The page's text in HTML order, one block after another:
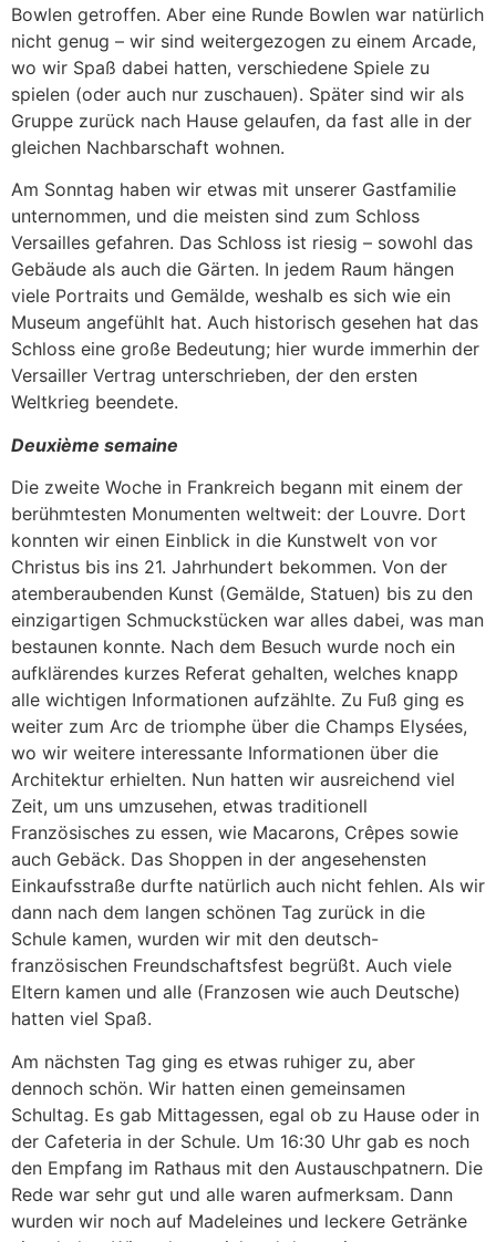
Bowlen getroffen. Aber eine Runde Bowlen war natürlich
nicht genug – wir sind weitergezogen zu einem Arcade,
wo wir Spaß dabei hatten, verschiedene Spiele zu
spielen (oder auch nur zuschauen). Später sind wir als
Gruppe zurück nach Hause gelaufen, da fast alle in der
gleichen Nachbarschaft wohnen.
Am Sonntag haben wir etwas mit unserer Gastfamilie
unternommen, und die meisten sind zum Schloss
Versailles gefahren. Das Schloss ist riesig – sowohl das
Gebäude als auch die Gärten. In jedem Raum hängen
viele Portraits und Gemälde, weshalb es sich wie ein
Museum angefühlt hat. Auch historisch gesehen hat das
Schloss eine große Bedeutung; hier wurde immerhin der
Versailler Vertrag unterschrieben, der den ersten
Weltkrieg beendete.
Deuxième semaine
Die zweite Woche in Frankreich begann mit einem der
berühmtesten Monumenten weltweit: der Louvre. Dort
konnten wir einen Einblick in die Kunstwelt von vor
Christus bis ins 21. Jahrhundert bekommen. Von der
atemberaubenden Kunst (Gemälde, Statuen) bis zu den
einzigartigen Schmuckstücken war alles dabei, was man
bestaunen konnte. Nach dem Besuch wurde noch ein
aufklärendes kurzes Referat gehalten, welches knapp
alle wichtigen Informationen aufzählte. Zu Fuß ging es
weiter zum Arc de triomphe über die Champs Elysées,
wo wir weitere interessante Informationen über die
Architektur erhielten. Nun hatten wir ausreichend viel
Zeit, um uns umzusehen, etwas traditionell
Französisches zu essen, wie Macarons, Crêpes sowie
auch Gebäck. Das Shoppen in der angesehensten
Einkaufsstraße durfte natürlich auch nicht fehlen. Als wir
dann nach dem langen schönen Tag zurück in die
Schule kamen, wurden wir mit den deutsch-
französischen Freundschaftsfest begrüßt. Auch viele
Eltern kamen und alle (Franzosen wie auch Deutsche)
hatten viel Spaß.
Am nächsten Tag ging es etwas ruhiger zu, aber
dennoch schön. Wir hatten einen gemeinsamen
Schultag. Es gab Mittagessen, egal ob zu Hause oder in
der Cafeteria in der Schule. Um 16:30 Uhr gab es noch
den Empfang im Rathaus mit den Austauschpatnern. Die
Rede war sehr gut und alle waren aufmerksam. Dann
wurden wir noch auf Madeleines und leckere Getränke